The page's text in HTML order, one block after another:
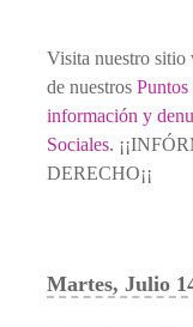
Visita nuestro
de nuestros
información y
Sociales.
DERECHO¡¡
Martes, Julio